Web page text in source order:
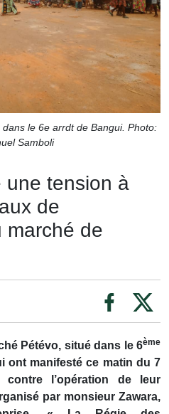
le 6e arrdt de Bangui. Photo:
Samboli
une tension à
de
marché de
Pétévo, situé dans le 6ème
ont manifesté ce matin du 7
l’opération de leur
par monsieur Zawara,